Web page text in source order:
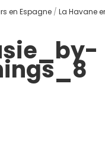
en Espagne / La Havane